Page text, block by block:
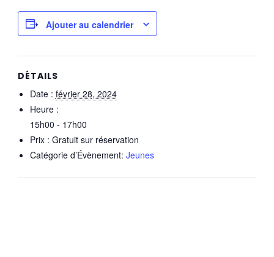
Ajouter au calendrier
DÉTAILS
Date : février 28, 2024
Heure :
15h00 - 17h00
Prix : Gratuit sur réservation
Catégorie d’Évènement: Jeunes